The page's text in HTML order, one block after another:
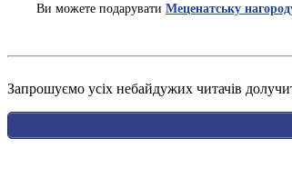
Ви можете подарувати Меценатську
Запрошуємо усіх небайдужих читачів